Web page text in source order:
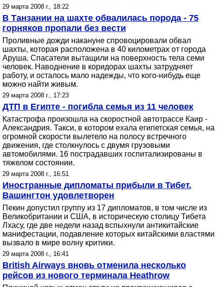
29 марта 2008 г., 18:22
В Танзании на шахте обвалилась порода - 75
горняков пропали без вести
Проливные дожди накануне спровоцировали обвал
шахты, которая расположена в 40 километрах от города
Аруша. Спасатели вытащили на поверхность тела семи
человек. Наводнение в коридорах шахты затрудняет
работу, и осталось мало надежды, что кого-нибудь еще
можно найти живым.
29 марта 2008 г., 17:23
ДТП в Египте - погибла семья из 11 человек
Катастрофа произошла на скоростной автотрассе Каир -
Александрия. Такси, в котором ехала египетская семья, на
огромной скорости вылетело на полосу встречного
движения, где столкнулось с двумя грузовыми
автомобилями. 16 пострадавших госпитализированы в
тяжелом состоянии.
29 марта 2008 г., 16:51
Иностранные дипломаты прибыли в Тибет.
Вашингтон удовлетворен
Пекин допустил группу из 17 дипломатов, в том числе из
Великобритании и США, в историческую столицу Тибета
Лхасу, где две недели назад вспыхнули антикитайские
манифестации, подавление которых китайскими властями
вызвало в мире волну критики.
29 марта 2008 г., 16:41
British Airways вновь отменила несколько
рейсов из нового терминала Heathrow